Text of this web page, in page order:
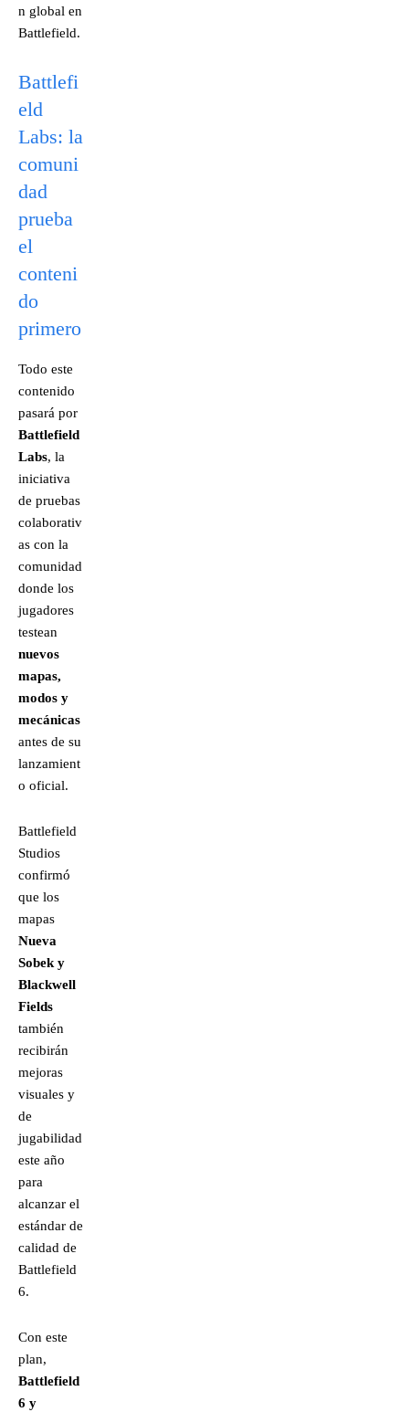
n global en
Battlefield.
Battlefi
eld
Labs: la
comuni
dad
prueba
el
conteni
do
primero
Todo este
contenido
pasará por
Battlefield
Labs, la
iniciativa
de pruebas
colaborativ
as con la
comunidad
donde los
jugadores
testean
nuevos
mapas,
modos y
mecánicas
antes de su
lanzamient
o oficial.
Battlefield
Studios
confirmó
que los
mapas
Nueva
Sobek y
Blackwell
Fields
también
recibirán
mejoras
visuales y
de
jugabilidad
este año
para
alcanzar el
estándar de
calidad de
Battlefield
6.
Con este
plan,
Battlefield
6 y